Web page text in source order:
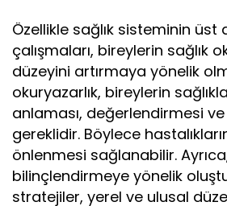
Özellikle sağlık sisteminin üst
çalışmaları, bireylerin sağlık
düzeyini artırmaya yönelik
okuryazarlık, bireylerin
anlaması, değerlendirmesi
gereklidir. Böylece
önlenmesi sağlanabilir.
bilinçlendirmeye yönelik
stratejiler, yerel ve ulusal